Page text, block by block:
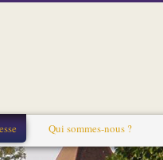
Qui sommes-nous ?